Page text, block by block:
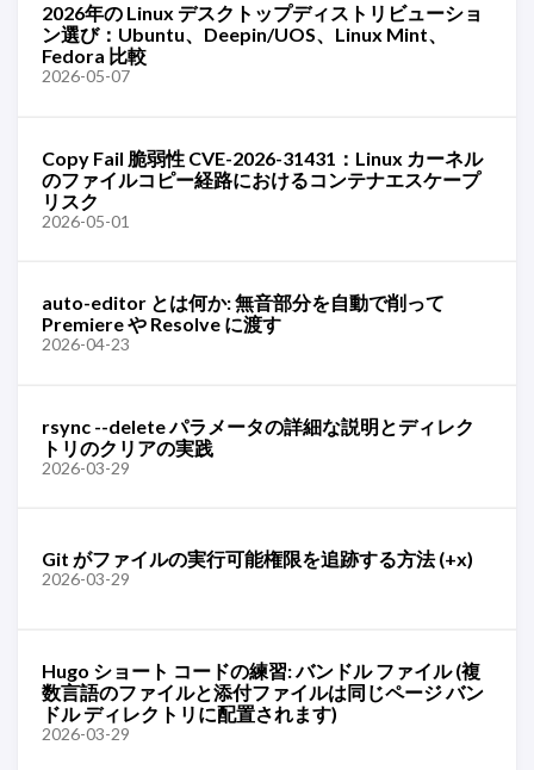
2026年の Linux デスクトップディストリビューショ
ン選び：Ubuntu、Deepin/UOS、Linux Mint、
Fedora 比較
2026-05-07
Copy Fail 脆弱性 CVE-2026-31431：Linux カーネル
のファイルコピー経路におけるコンテナエスケープ
リスク
2026-05-01
auto-editor とは何か: 無音部分を自動で削って
Premiere や Resolve に渡す
2026-04-23
rsync --delete パラメータの詳細な説明とディレク
トリのクリアの実践
2026-03-29
Git がファイルの実行可能権限を追跡する方法 (+x)
2026-03-29
Hugo ショート コードの練習: バンドル ファイル (複
数言語のファイルと添付ファイルは同じページ バン
ドル ディレクトリに配置されます)
2026-03-29